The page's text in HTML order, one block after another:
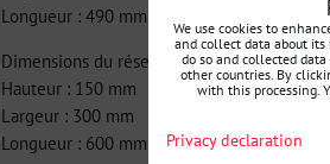
Longueur : 490 mm
Dimensions du réservoir de 6 gallons :
Hauteur : 150 mm
Largeur : 300 mm
Longueur : 600 mm
We use cookies to
and collect data about its
do so and collected
other countries. By
with this processing.
Privacy declaration